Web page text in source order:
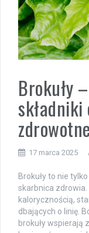
Brokuły
składniki
zdrowotne
17 marca 2025
Brokuły to nie
skarbnica
kalorycznością,
dbających o linię.
brokuły wspierają